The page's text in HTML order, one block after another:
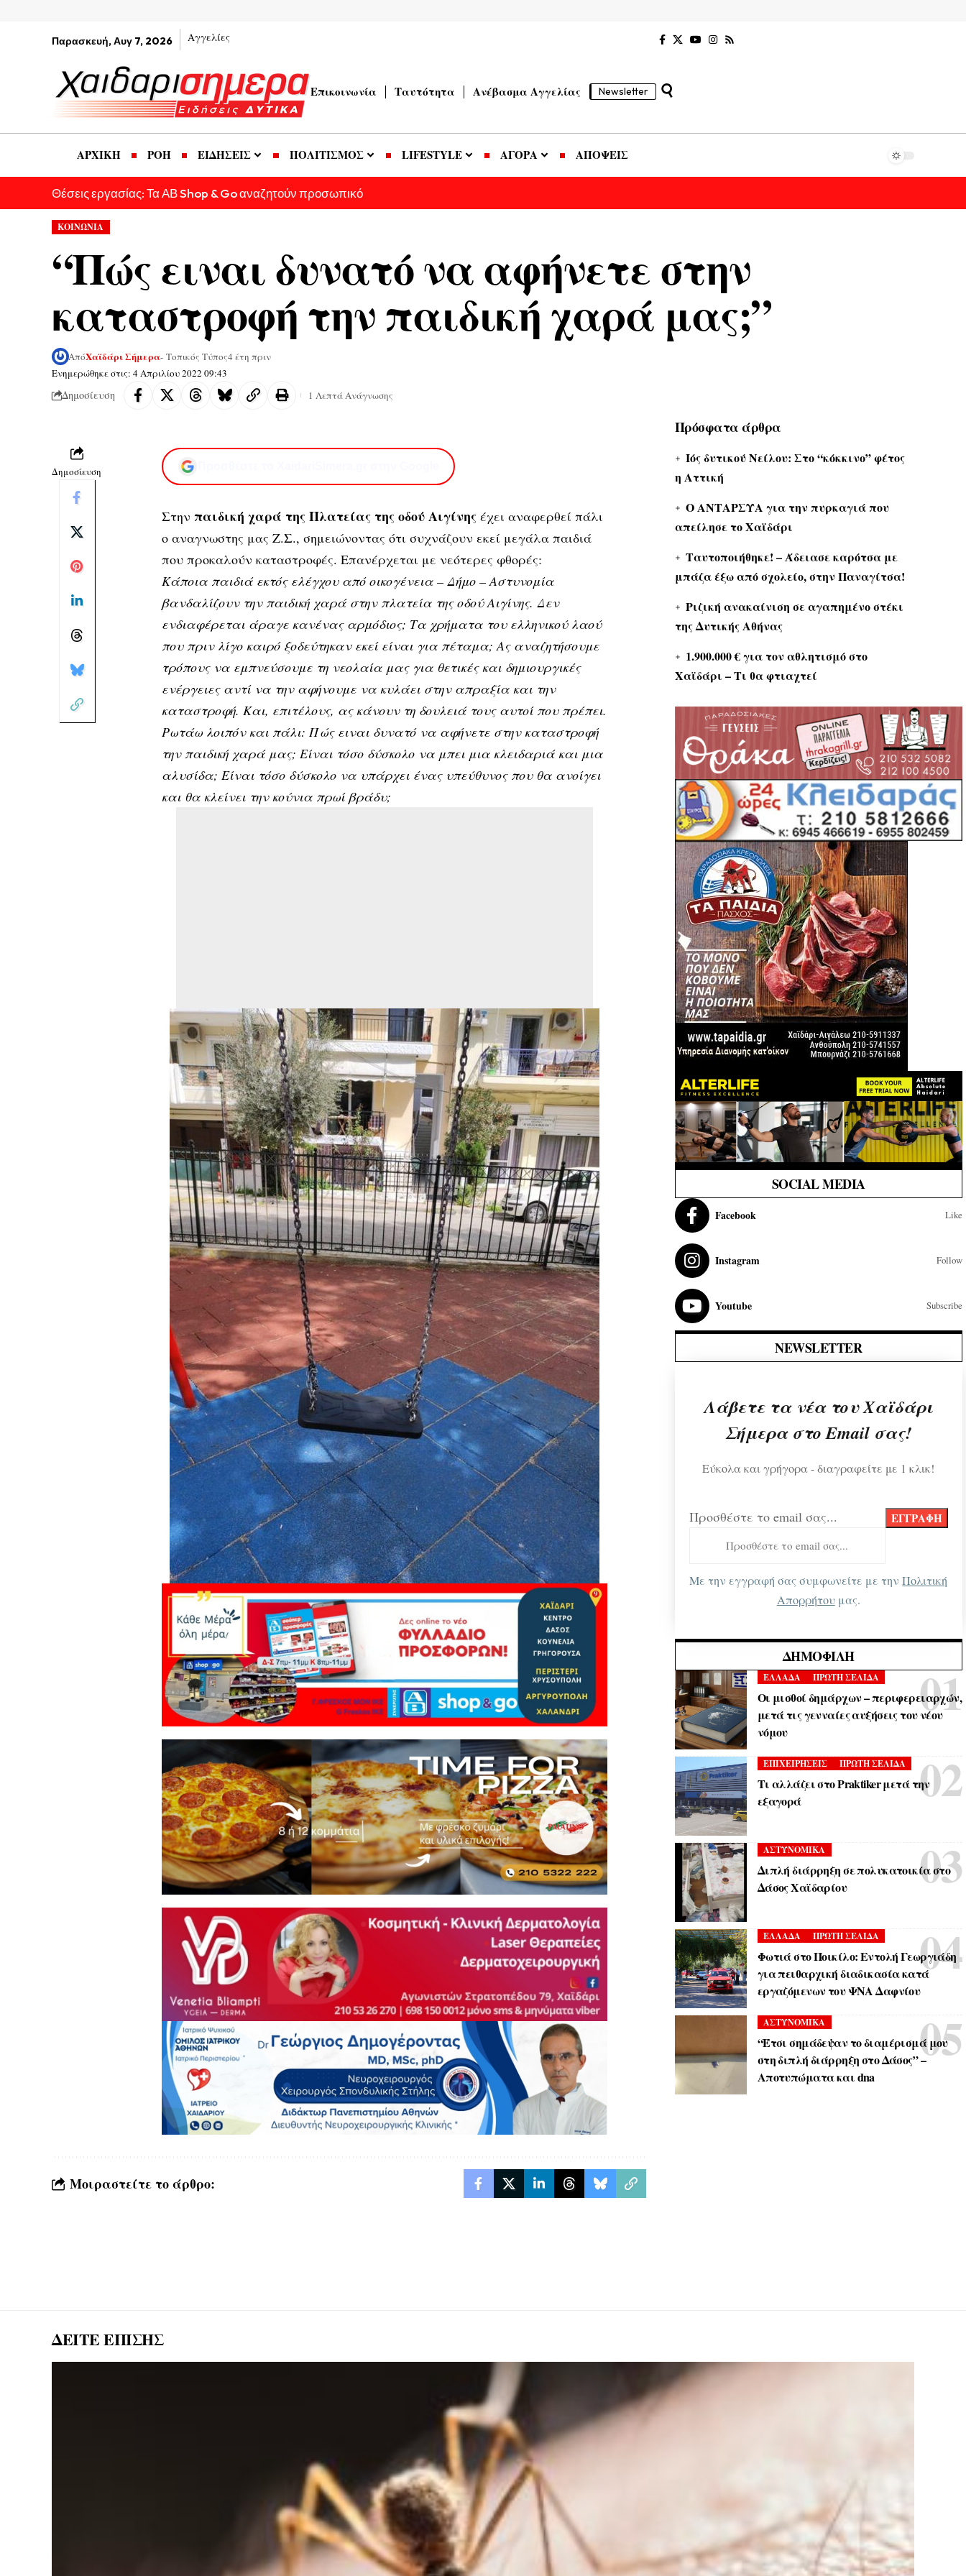
Παρασκευή, Αυγ 7, 2026 Αγγελίες
Επικοινωνία Ταυτότητα Ανέβασμα Αγγελίας Newsletter
ΑΡΧΙΚΗ ΡΟΗ ΕΙΔΗΣΕΙΣ ΠΟΛΙΤΙΣΜΟΣ LIFESTYLE ΑΓΟΡΑ ΑΠΟΨΕΙΣ
Θέσεις εργασίας: Τα ΑΒ Shop & Go αναζητούν προσωπικό
ΚΟΙΝΩΝΙΑ
“Πώς ειναι δυνατό να αφήνετε στην
καταστροφή την παιδική χαρά μας;”
Ενημερώθηκε στις: 4 Απριλίου 2022 09:43
ΑπόΧαϊδάρι Σήμερα- Τοπικός Τύπος4 έτη πριν
Δημοσίευση 1 Λεπτά Ανάγνωσης
Δημοσίευση
Στην παιδική χαρά της Πλατείας της οδού Αιγίνης έχει αναφερθεί πάλι
ο αναγνωστης μας Ζ.Σ., σημειώνοντας ότι συχνάζουν εκεί μεγάλα παιδιά
που προκαλούν καταστροφές. Επανέρχεται με νεότερες φθορές:
Κάποια παιδιά εκτός ελέγχου από οικογένεια – Δήμο – Αστυνομία
βανδαλίζουν την παιδική χαρά στην πλατεία της οδού Αιγίνης. Δεν
ενδιαφέρεται άραγε κανένας αρμόδιος; Τα χρήματα του ελληνικού λαού
που πριν λίγο καιρό ξοδεύτηκαν εκεί είναι για πέταμα; Ας αναζητήσουμε
τρόπους να εμπνεύσουμε τη νεολαία μας για θετικές και δημιουργικές
ενέργειες αντί να την αφήνουμε να κυλάει στην απραξία και την
καταστροφή. Και, επιτέλους, ας κάνουν τη δουλειά τους αυτοί που πρέπει.
Ρωτάω λοιπόν και πάλι: Πώς ειναι δυνατό να αφήνετε στην καταστροφή
την παιδική χαρά μας; Είναι τόσο δύσκολο να μπει μια κλειδαριά και μια
αλυσίδα; Είναι τόσο δύσκολο να υπάρχει ένας υπεύθυνος που θα ανοίγει
και θα κλείνει την κούνια πρωί βράδυ;
Μοιραστείτε το άρθρο:
Πρόσφατα άρθρα
Ιός δυτικού Νείλου: Στο “κόκκινο” φέτος
η Αττική
Ο ΑΝΤΑΡΣΥΑ για την πυρκαγιά που
απείλησε το Χαϊδάρι
Ταυτοποιήθηκε! – Άδειασε καρότσα με
μπάζα έξω από σχολείο, στην Παναγίτσα!
Ριζική ανακαίνιση σε αγαπημένο στέκι
της Δυτικής Αθήνας
1.900.000 € για τον αθλητισμό στο
Χαϊδάρι – Τι θα φτιαχτεί
SOCIAL MEDIA
Facebook Like
Instagram Follow
Youtube Subscribe
NEWSLETTER
Λάβετε τα νέα του Χαϊδάρι
Σήμερα στο Email σας!
Εύκολα και γρήγορα - διαγραφείτε με 1 κλικ!
Προσθέστε το email σας...
Με την εγγραφή σας συμφωνείτε με τηνΠολιτική
Απορρήτουμας.
ΔΗΜΟΦΙΛΉ
ΕΛΛΑΔΑ ΠΡΩΤΗ ΣΕΛΙΔΑ
Οι μισθοί δημάρχων – περιφερειαρχών,
μετά τις γενναίες αυξήσεις του νέου
νόμου
ΕΠΙΧΕΙΡΗΣΕΙΣ ΠΡΩΤΗ ΣΕΛΙΔΑ
Τι αλλάζει στο Praktiker μετά την
εξαγορά
ΑΣΤΥΝΟΜΙΚΑ
Διπλή διάρρηξη σε πολυκατοικία στο
Δάσος Χαϊδαρίου
ΕΛΛΑΔΑ ΠΡΩΤΗ ΣΕΛΙΔΑ
Φωτιά στο Ποικίλο: Εντολή Γεωργιάδη
για πειθαρχική διαδικασία κατά
εργαζόμενων του ΨΝΑ Δαφνίου
ΑΣΤΥΝΟΜΙΚΑ
“Έτσι σημάδεψαν το διαμέρισμά μου
στη διπλή διάρρηξη στο Δάσος” –
Αποτυπώματα και dna
ΔΕΙΤΕ ΕΠΙΣΗΣ